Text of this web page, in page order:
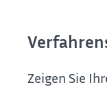
Zeigen Sie